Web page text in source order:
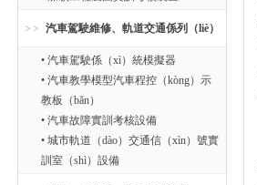
汽車駕駛維修、軌道交通係列（liè）
• 汽車駕駛係（xì）統模擬器
• 汽車教學模型汽車程控（kòng）示
教板（bǎn）
• 汽車故障實訓考核設備
• 城市軌道（dào）交通信（xìn）號實
訓室（shì）設備